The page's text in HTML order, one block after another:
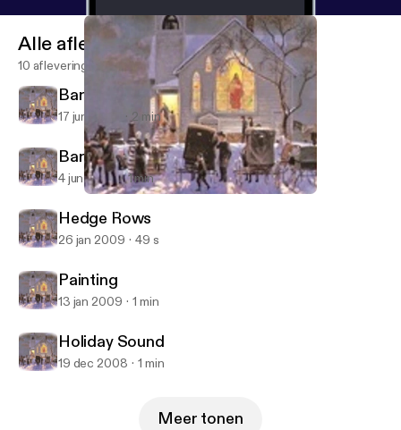
Growing Seasons
Alle afleveringen
10 afleveringen
Barn Quilts
17 jun 2009 2 min
Barn Quilt Art Project
4 jun 2009 1 min
Hedge Rows
26 jan 2009 49 s
Painting
13 jan 2009 1 min
Holiday Sound
19 dec 2008 1 min
Meer tonen